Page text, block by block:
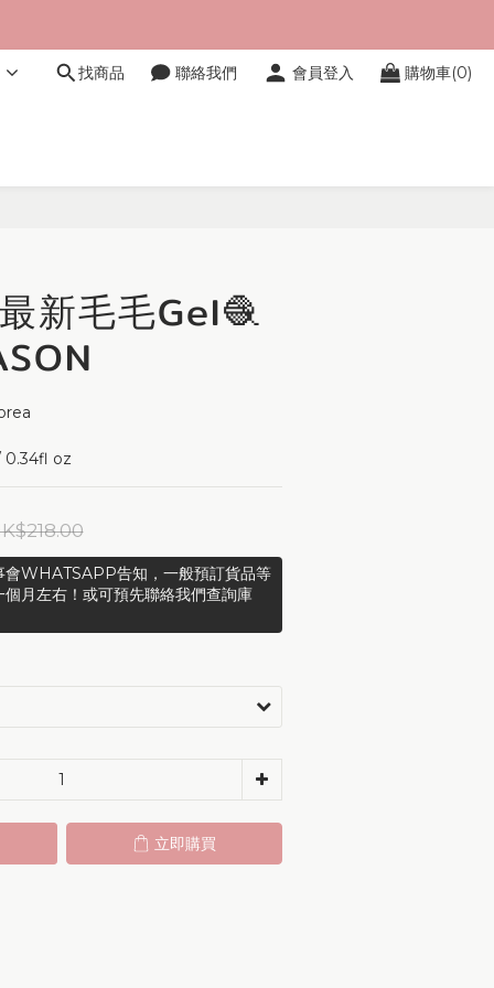
找商品 聯絡我們 會員登入 購物車(0)
新毛毛Gel🧶
0.34fl oz
會WHATSAPP告知，一般預訂貨品等
月左右！或可預先聯絡我們查詢庫
立即購買